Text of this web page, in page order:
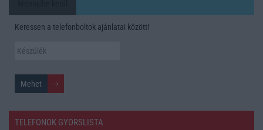
Keressen a telefonboltok ajánlatai között!
TELEFONOK GYORSLISTA